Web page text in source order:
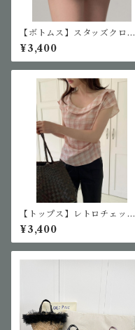
【ボトムス】スタッズクロス
ショートパンツ
¥3,400
【トップス】レトロチェック
半袖ブラウス
¥3,400